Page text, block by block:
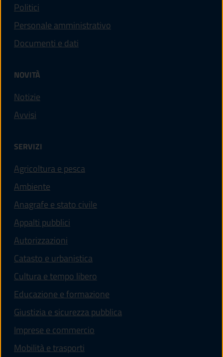
Politici
Personale amministrativo
Documenti e dati
NOVITÀ
Notizie
Avvisi
SERVIZI
Agricoltura e pesca
Ambiente
Anagrafe e stato civile
Appalti pubblici
Autorizzazioni
Catasto e urbanistica
Cultura e tempo libero
Educazione e formazione
Giustizia e sicurezza pubblica
Imprese e commercio
Mobilità e trasporti